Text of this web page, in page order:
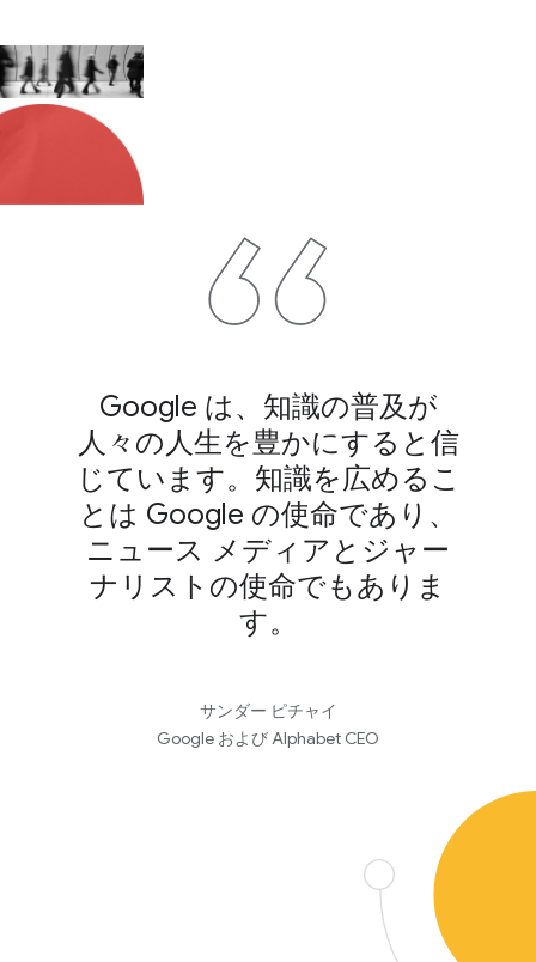
Google は、知識の普及が
人々の人生を豊かにすると信
じています。知識を広めるこ
とは Google の使命であり、
ニュース メディアとジャー
ナリストの使命でもありま
す。
サンダー ピチャイ
Google および Alphabet CEO